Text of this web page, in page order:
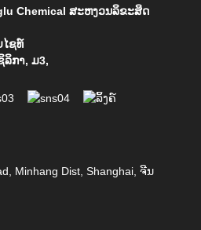
Chemical ສະຫງວນລິຂະສິດ
ໄຊທ໌
ລິກາ,ມ3,
Minhang Dist, Shanghai, ຈີນ